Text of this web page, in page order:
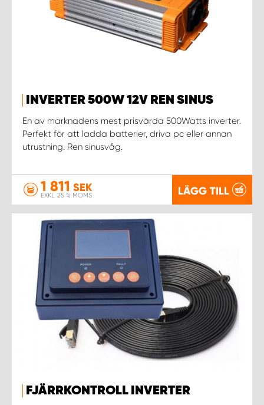
INVERTER 500W 12V REN SINUS
En av marknadens mest prisvärda 500Watts inverter.
Perfekt för att ladda batterier, driva pc eller annan
utrustning. Ren sinusvåg.
1 811 SEK
EXKL. 25 % MOMS LÄGG TILL
FJÄRRKONTROLL INVERTER